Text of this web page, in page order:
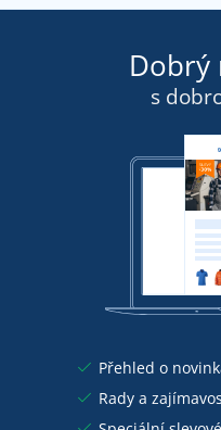
Dobrý
s
Přehled o
Rady a